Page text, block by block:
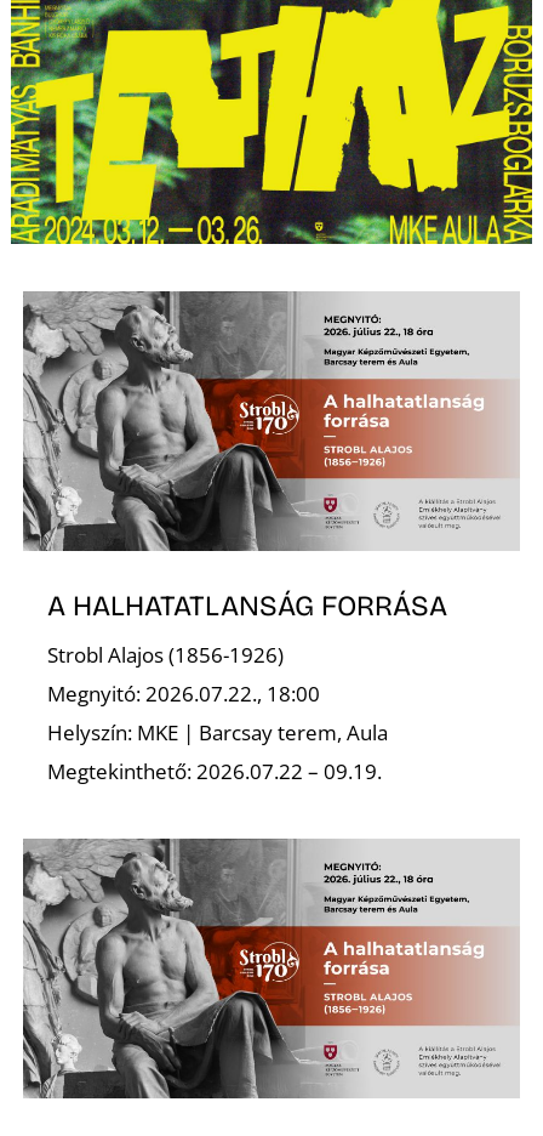
A HALHATATLANSÁG FORRÁSA
Strobl Alajos (1856-1926)
Megnyitó: 2026.07.22., 18:00
Helyszín: MKE | Barcsay terem, Aula
Megtekinthető: 2026.07.22 – 09.19.